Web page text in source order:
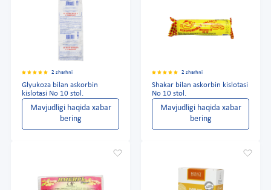
2 sharhni
Glyukoza bilan askorbin
kislotasi No 10 stol.
Mavjudligi haqida xabar
bering
2 sharhni
Shakar bilan askorbin kislotasi
No 10 stol.
Mavjudligi haqida xabar
bering